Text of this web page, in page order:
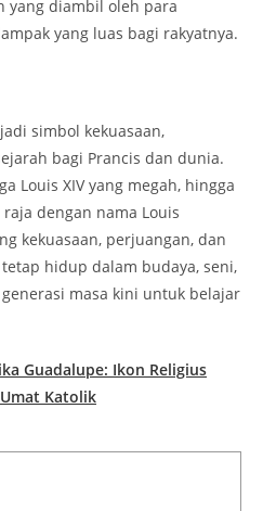
yang diambil oleh para
yang luas bagi rakyatnya.
simbol kekuasaan,
bagi Prancis dan dunia.
Louis XIV yang megah, hingga
raja dengan nama Louis
kekuasaan, perjuangan, dan
hidup dalam budaya, seni,
masa kini untuk belajar
Guadalupe: Ikon Religius
Katolik